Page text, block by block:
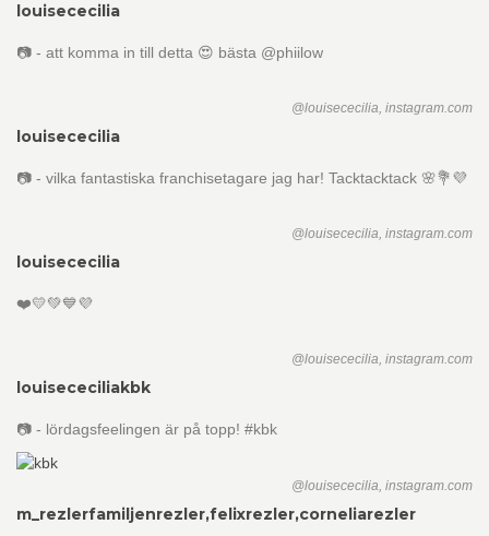
louisececilia
📷 - att komma in till detta 😍 bästa @phiilow
@louisececilia, instagram.com
louisececilia
📷 - vilka fantastiska franchisetagare jag har! Tacktacktack 🌸💐💜
@louisececilia, instagram.com
louisececilia
❤️💛💚💙💜
@louisececilia, instagram.com
louisececiliakbk
📷 - lördagsfeelingen är på topp! #kbk
@louisececilia, instagram.com
m_rezlerfamiljenrezler,felixrezler,corneliarezler